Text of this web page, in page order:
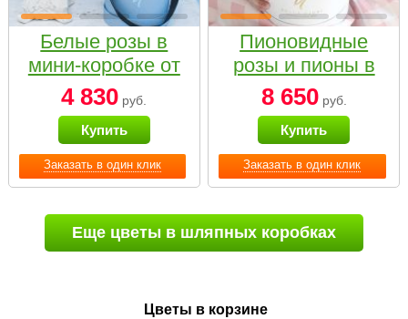
Заказать в один клик
Белые розы в
мини-коробке от
Bella Fiori
4 830 руб.
Купить
Заказать в один клик
Пионовидные
розы и пионы в
белой коробке
Small
8 650руб.
Купить
Еще цветы в шляпных коробках
Цветы в корзине